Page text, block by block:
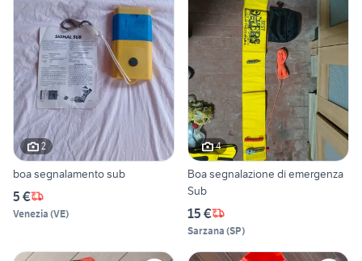
2
boa segnalamento sub
5 €
Venezia (VE)
4
Boa segnalazione di emergenza
Sub
15 €
Sarzana (SP)